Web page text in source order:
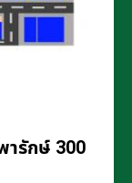
ารักษ์ 300